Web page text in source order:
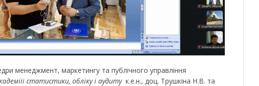
менеджмент, маркетингу та публічного управління
статистики, обліку і аудитук.е.н., доц. Трушкіна Н.В. та